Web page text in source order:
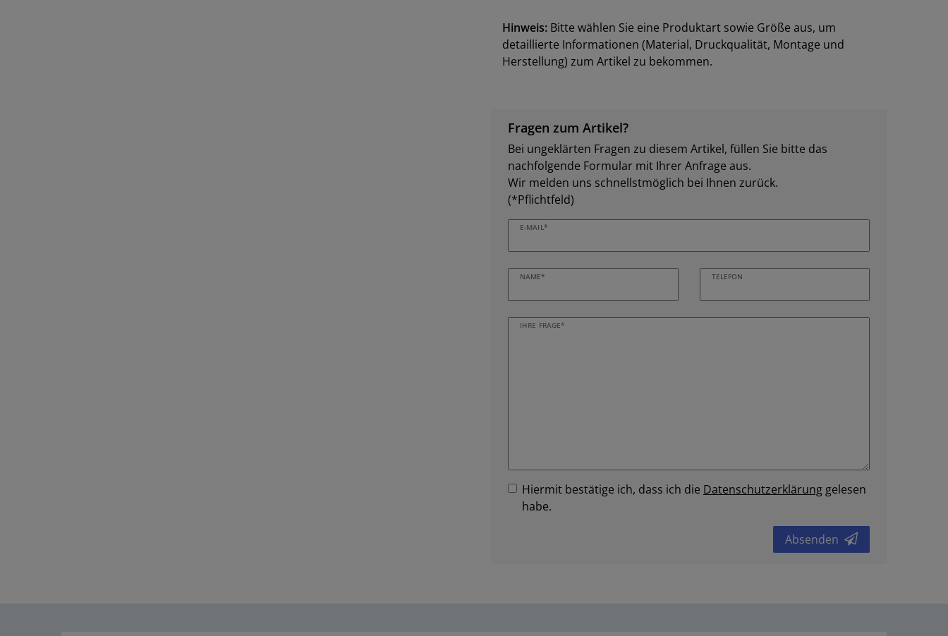
Hinweis: Bitte wählen Sie eine Produktart sowie Größe aus, um
detaillierte Informationen (Material, Druckqualität, Montage und
Herstellung) zum Artikel zu bekommen.
Fragen zum Artikel?
Bei ungeklärten Fragen zu diesem Artikel, füllen Sie bitte das
nachfolgende Formular mit Ihrer Anfrage aus.
Wir melden uns schnellstmöglich bei Ihnen zurück.
(*Pflichtfeld)
E-MAIL*
NAME* TELEFON
IHRE FRAGE*
Hiermit bestätige ich, dass ich die Daten­schutz­erklärung gelesen
habe.
Absenden